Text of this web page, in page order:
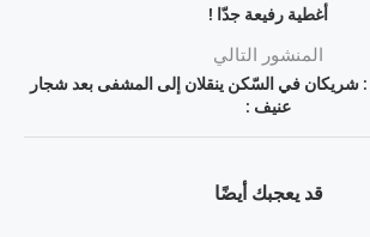
أغطية رفيعة جدّا !
المنشور التالي
Iphone vs Android : شريكان في السّكن ينقلان إلى المشفى بعد شجار
عنيف :
قد يعجبك أيضًا